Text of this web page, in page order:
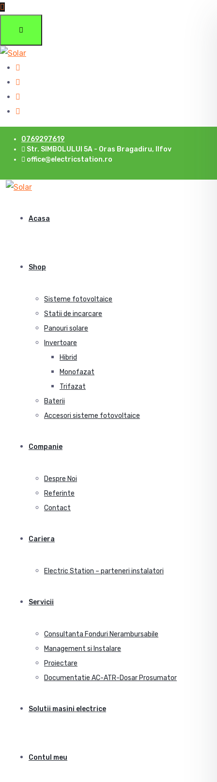
0769297619
Str. SIMBOLULUI 5A - Oras Bragadiru, Ilfov
office@electricstation.ro
Acasa
Shop
Sisteme fotovoltaice
Statii de incarcare
Panouri solare
Invertoare
Hibrid
Monofazat
Trifazat
Baterii
Accesori sisteme fotovoltaice
Companie
Despre Noi
Referinte
Contact
Cariera
Electric Station – parteneri instalatori
Servicii
Consultanta Fonduri Nerambursabile
Management si Instalare
Proiectare
Documentatie AC-ATR-Dosar Prosumator
Solutii masini electrice
Contul meu